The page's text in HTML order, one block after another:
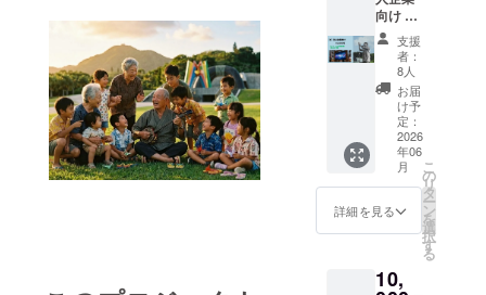
し、物
品を寄
贈する
ことを
沖縄市
と確認
済み。
寄贈
先： 沖
縄市の
小学校
校） 越
来小学
校 コ
字の
み、
Webサ
イトの
下部の
方でス
ライド
方式で
流れま
す。
・注
意事
考欄に
せてい
ただき
ますの
で、
メール
アドレ
スの入
力をお
願いし
ます。
・クラ
ファン
シャツ
向け ・
スク
リーン
に企業
名掲載
（個人
名も可
能）
※備考欄
にて掲
載名の
ご記入
をお願
支援
者：
8人
お届
け予
定：
2026
年06
月
詳細を見る
こ
の
リ
タ
ー
ン
を
選
択
す
る
10,